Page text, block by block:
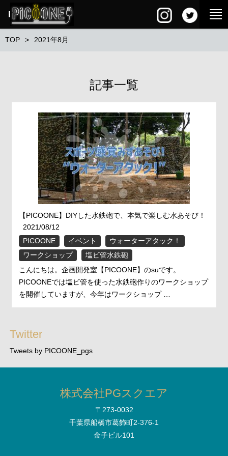
PG SQUARE
TOP 2021年8月
記事一覧
【PICOONE】DIYした水鉄砲で、本気で楽しむ水あそび！
2021/08/12
PICOONE
イベント
ウォーターアタック！
ワークショップ
塩ビ管水鉄砲
こんにちは。企画開発室【PICOONE】のsuです。
PICOONEでは塩ビ管を使った水鉄砲作りのワークショップ
を開催していますが、今年はワークショップ …
Twitter
Tweets by PICOONE_pgs
株式会社PGスクエア
〒273-0032
千葉県船橋市葛飾町2-376-1
金子ビル101